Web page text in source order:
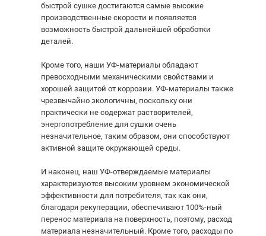
быстрой сушке достигаются самые высокие
производственные скорости и появляется
возможность быстрой дальнейшей обработки
деталей.
Кроме того, наши УФ-материалы обладают
превосходными механическими свойствами и
хорошей защитой от коррозии. УФ-материалы также
чрезвычайно экологичны, поскольку они
практически не содержат растворителей,
энергопотребление для сушки очень
незначительное, таким образом, они способствуют
активной защите окружающей среды.
И наконец, наш УФ-отверждаемые материалы
характеризуются высоким уровнем экономической
эффективности для потребителя, так как они,
благодаря рекуперации, обеспечивают 100%-ный
перенос материала на поверхность, поэтому, расход
материала незначительный. Кроме того, расходы по